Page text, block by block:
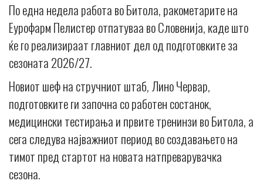
По една недела работа во Битола, ракометарите на
Еурофарм Пелистер отпатуваа во Словенија, каде што
ќе го реализираат главниот дел од подготовките за
сезоната 2026/27.
Новиот шеф на стручниот штаб, Лино Червар,
подготовките ги започна со работен состанок,
медицински тестирања и првите тренинзи во Битола, а
сега следува најважниот период во создавањето на
тимот пред стартот на новата натпреварувачка
сезона.